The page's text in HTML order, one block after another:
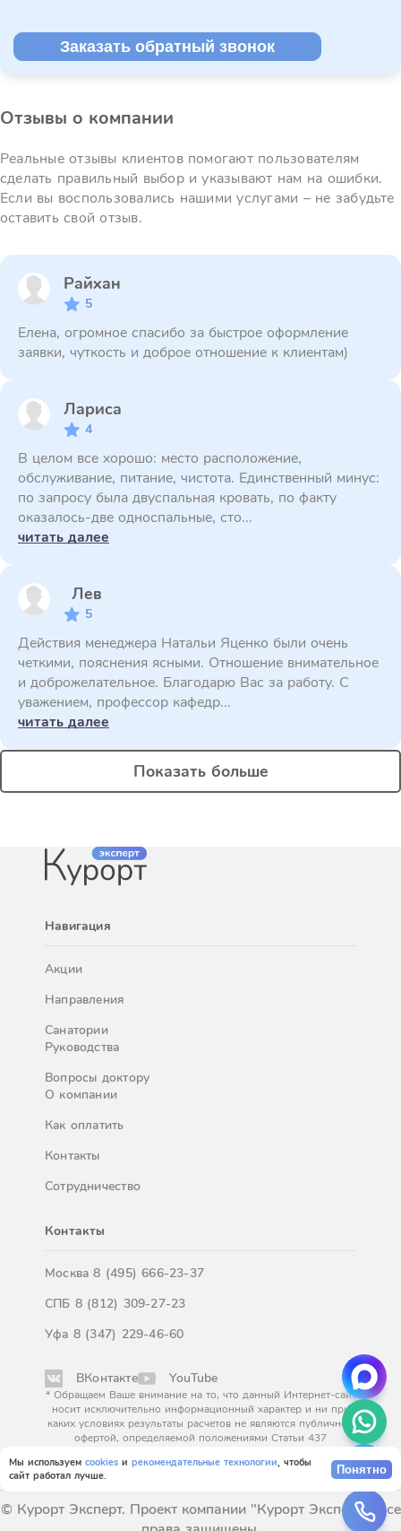
Мы используем cookies и рекомендательные технологии, чтобы
сайт работал лучше.
Понятно
Заказать обратный звонок
Отзывы о компании
Реальные отзывы клиентов помогают пользователям
сделать правильный выбор и указывают нам на ошибки.
Если вы воспользовались нашими услугами – не забудьте
оставить свой отзыв.
Райхан
5
Елена, огромное спасибо за быстрое оформление
заявки, чуткость и доброе отношение к клиентам)
Лариса
4
В целом все хорошо: место расположение,
обслуживание, питание, чистота. Единственный минус:
по запросу была двуспальная кровать, по факту
оказалось-две односпальные, сто...
читать далее
Лев
5
Действия менеджера Натальи Яценко были очень
четкими, пояснения ясными. Отношение внимательное
и доброжелательное. Благодарю Вас за работу. С
уважением, профессор кафедр...
читать далее
Показать больше
Навигация
Акции
Направления
Санатории
Руководства
Вопросы доктору
О компании
Как оплатить
Контакты
Сотрудничество
Контакты
Москва8 (495) 666-23-37
СПБ 8 (812) 309-27-23
Уфа 8 (347) 229-46-60
ВКонтакте YouTube
* Обращаем Ваше внимание на то, что данный Интернет-сайт
носит исключительно информационный характер и ни при
каких условиях результаты расчетов не являются публичной
офертой, определяемой положениями Статьи 437
окончательным расчетом обращайтесь к нашим менеджерам.
© Курорт Эксперт. Проект компании "Курорт Эксперт". Все